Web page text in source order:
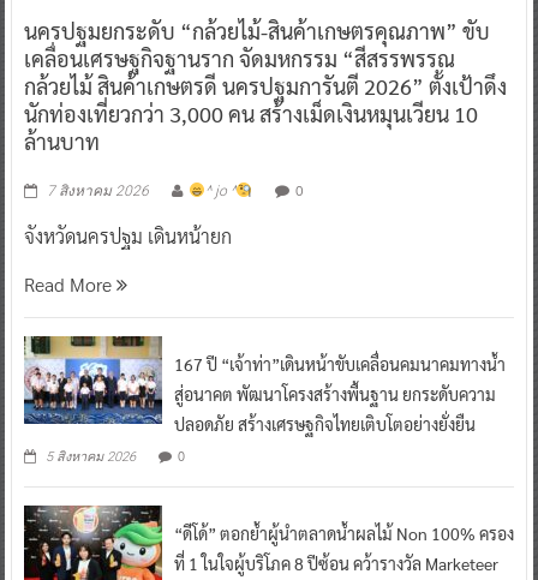
นครปฐมยกระดับ “กล้วยไม้-สินค้าเกษตรคุณภาพ” ขับ
เคลื่อนเศรษฐกิจฐานราก จัดมหกรรม “สีสรรพรรณ
กล้วยไม้ สินค้าเกษตรดี นครปฐมการันตี 2026” ตั้งเป้าดึง
นักท่องเที่ยวกว่า 3,000 คน สร้างเม็ดเงินหมุนเวียน 10
ล้านบาท
7 สิงหาคม 2026 ^ jo ^ 0
จังหวัดนครปฐม เดินหน้ายก
Read More
167 ปี “เจ้าท่า”เดินหน้าขับเคลื่อนคมนาคมทางน้ำ
สู่อนาคต พัฒนาโครงสร้างพื้นฐาน ยกระดับความ
ปลอดภัย สร้างเศรษฐกิจไทยเติบโตอย่างยั่งยืน
5 สิงหาคม 2026 0
“ดีโด้” ตอกย้ำผู้นำตลาดน้ำผลไม้ Non 100% ครอง
ที่ 1 ในใจผู้บริโภค 8 ปีซ้อน คว้ารางวัล Marketeer